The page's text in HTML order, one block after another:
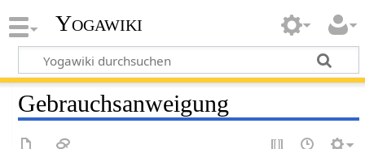
Yogawiki
Gebrauchsanweigung